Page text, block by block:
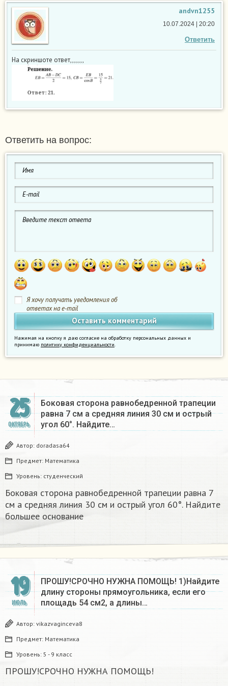
andvn1255
Ответить
10.07.2024 | 20:20
На скриншоте ответ,,,,,,,
Ответить на вопрос:
Я хочу получать уведомления об
ответах на e-mail
Нажимая на кнопку я даю согласие на обработку персональных данных и
принимаю политику конфиденциальности.
25
ОКТЯБРЬ
Боковая сторона равнобедренной трапеции
равна 7 см а средняя линия 30 см и острый
угол 60°. Найдите…
Автор: doradasa64
Предмет: Математика
Уровень: студенческий
Боковая сторона равнобедренной трапеции равна 7
см а средняя линия 30 см и острый угол 60°. Найдите
большее основание​
19
ИЮЛЬ
ПРОШУ!СРОЧНО НУЖНА ПОМОЩЬ! 1)Найдите
длину стороны прямоугольника, если его
площадь 54 см2, а длины…
Автор: vikazvaginceva8
Предмет: Математика
Уровень: 5 - 9 класс
ПРОШУ!СРОЧНО НУЖНА ПОМОЩЬ!